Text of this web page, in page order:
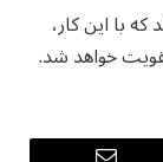
با این کار،
خواهد شد.